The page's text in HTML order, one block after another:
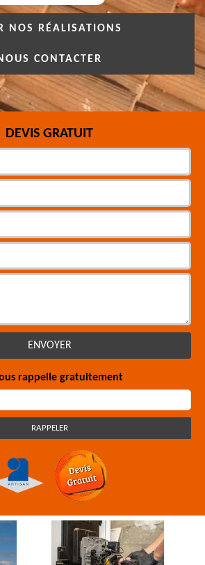
NOS RÉALISATIONS
CONTACTER
DEVIS GRATUIT
rappelle gratuitement